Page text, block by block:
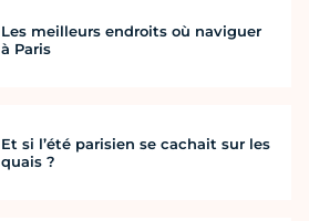
Les meilleurs endroits où naviguer
à Paris
Et si l’été parisien se cachait sur les
quais ?